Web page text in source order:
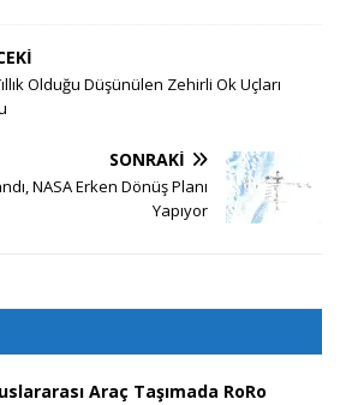
Olduğu Düşünülen Zehirli Ok Uçları
SONRAKI
NASA Erken Dönüş Planı
Yapıyor
Araç Taşımada RoRo